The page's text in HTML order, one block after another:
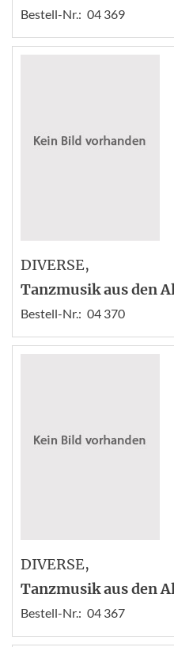
Bestell-Nr.: 04 369
DIVERSE,
Tanzmusik aus den
Bestell-Nr.: 04 370
DIVERSE,
Tanzmusik aus den
Bestell-Nr.: 04 367